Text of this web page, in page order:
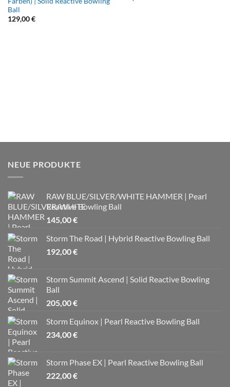
Ball
129,00€
NEUE PRODUKTE
RAW BLUE/SILVER/WHITE HAMMER | Pearl
Reactive Bowling Ball
145,00€
Storm The Road | Hybrid Reactive Bowling Ball
192,00€
Storm Summit Ascend | Solid Reactive Bowling
Ball
205,00€
Storm Equinox | Pearl Reactive Bowling Ball
234,00€
Storm Phase EX | Pearl Reactive Bowling Ball
222,00€